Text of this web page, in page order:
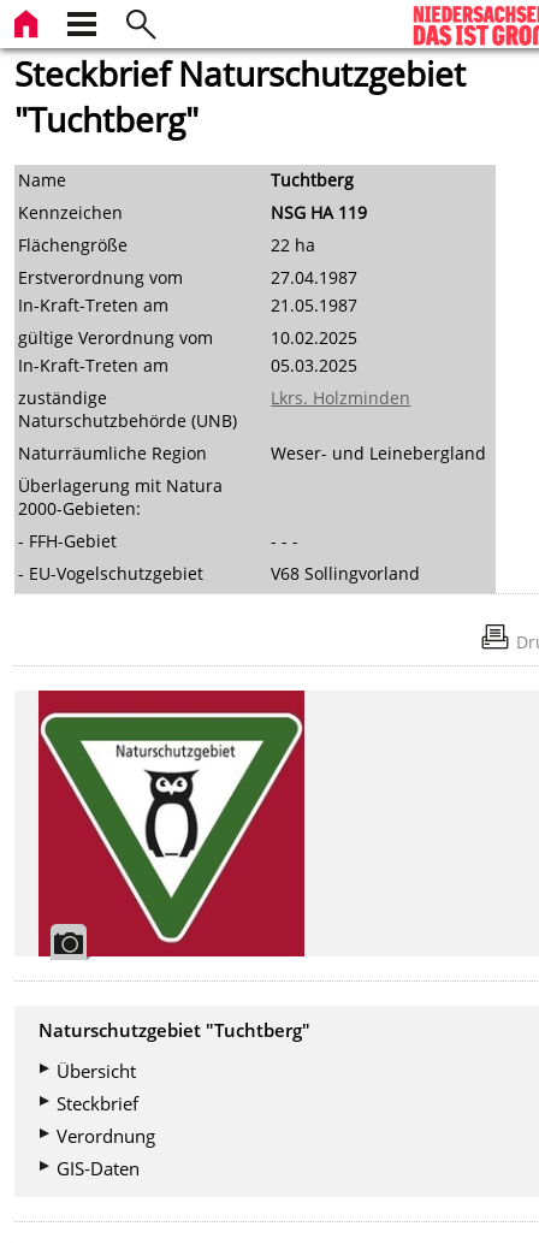
Steckbrief Naturschutzgebiet
"Tuchtberg"
Name
Tuchtberg
Kennzeichen
NSG HA 119
Flächengröße
22 ha
Erstverordnung vom
27.04.1987
In-Kraft-Treten am
21.05.1987
gültige Verordnung vom
10.02.2025
In-Kraft-Treten am
05.03.2025
zuständige
Naturschutzbehörde (UNB)
Lkrs. Holzminden
Naturräumliche Region
Weser- und Leinebergland
Überlagerung mit Natura
2000-Gebieten:
- FFH-Gebiet
- - -
- EU-Vogelschutzgebiet
V68 Sollingvorland
Naturschutzgebiet "Tuchtberg"
Übersicht
Steckbrief
Verordnung
GIS-Daten